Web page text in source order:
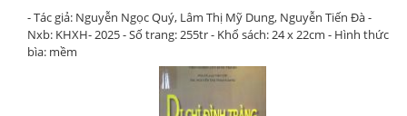
- Tác giả: Nguyễn Ngọc Quý, Lâm Thị Mỹ Dung, Nguyễn Tiến Đà -
Nxb: KHXH- 2025 - Số trang: 255tr - Khổ sách: 24 x 22cm - Hình thức
bìa: mềm